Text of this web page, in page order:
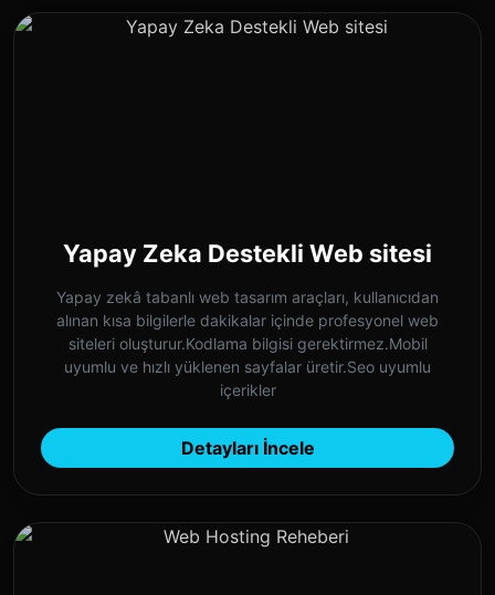
Yapay Zeka Destekli Web sitesi
Yapay zekâ tabanlı web tasarım araçları, kullanıcıdan
alınan kısa bilgilerle dakikalar içinde profesyonel web
siteleri oluşturur.Kodlama bilgisi gerektirmez.Mobil
uyumlu ve hızlı yüklenen sayfalar üretir.Seo uyumlu
içerikler
Detayları İncele